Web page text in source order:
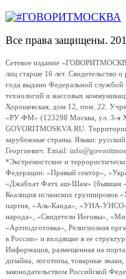
Все права защищены.
Сетевое издание
лиц старше 16 лет.
года выдано Федеральной службой
технологий и массовых
Хорошевская, дом 12, пом. 22.
«РУ ФМ» (123298 Москва, ул. 3-я
GOVORITMOSKVA.RU.
зарубежные страны. Языки:
Георгиевич. Email:
*Экстремистские и
Федерации: «Правый сектор»,
«Джабхат Фатх аш-Шам» (бывшая
Коалиция исламских группировок
партия, «Аль-Каида», «УНА-
народа», «Свидетели Иеговы»,
«Артподготовка», Религиозная
в России» и входящие в ее
Информация, размещенная на
дизайна, логотипы, товарные
законодательством Российской